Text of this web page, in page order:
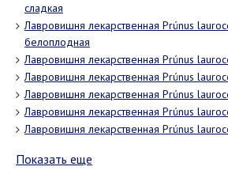
сладкая
Лавровишня лекарственная Prúnus
белоплодная
Лавровишня лекарственная Prúnus
Лавровишня лекарственная Prúnus
Лавровишня лекарственная Prúnus
Лавровишня лекарственная Prúnus
Лавровишня лекарственная Prúnus
Показать еще